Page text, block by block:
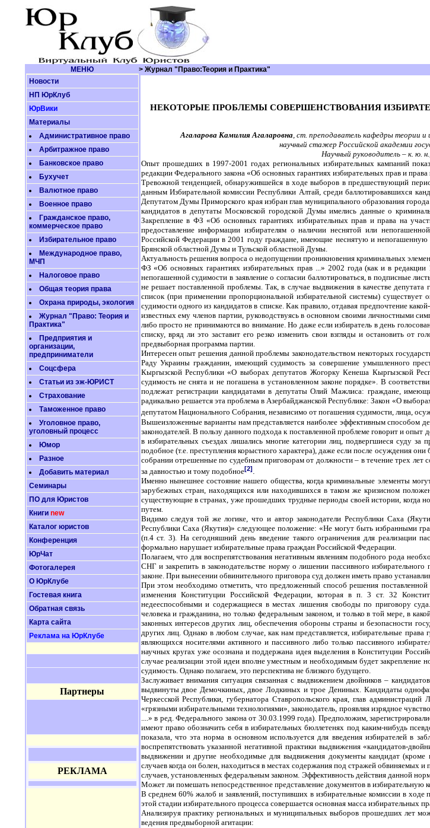
МЕНЮ
> Журнал "Право:Теория и Практика"
Новости
НП ЮрКлуб
ЮрВики
Материалы
Административное право
Арбитражное право
Банковское право
Бухучет
Валютное право
Военное право
Гражданское право,
коммерческое право
Избирательное право
Международное право,
МЧП
Налоговое право
Общая теория права
Охрана природы, экология
Журнал "Право: Теория и
Практика"
Предприятия и
организации,
предприниматели
Соцсфера
Статьи из эж-ЮРИСТ
Страхование
Таможенное право
Уголовное право,
уголовный процесс
Юмор
Разное
Добавить материал
Семинары
ПО для Юристов
Книги new
Каталог юристов
Конференция
ЮрЧат
Фотогалерея
О ЮрКлубе
Гостевая книга
Обратная связь
Карта сайта
Реклама на ЮрКлубе
Партнеры
РЕКЛАМА
НЕКОТОРЫЕ ПРОБЛЕМЫ СОВЕРШЕНСТВОВАНИЯ
Агаларова Камилия Агаларовна, ст. преподаватель кафедры теории и
научный стажер Российской академии
Научный руководитель – к. ю.
Опыт прошедших в 1997-2001 годах региональных избирательных кампаний
редакции Федерального закона «Об основных гарантиях избирательных прав и
Тревожной тенденцией, обнаружившейся в ходе выборов в предшествующий
данным Избирательной комиссии Республики Алтай, среди баллотировавшихся
Депутатом Думы Приморского края избран глав муниципального образования
кандидатов в депутаты Московской городской Думы имелись данные о
Закрепление в ФЗ «Об основных гарантиях избирательных прав и права на
предоставление информации избирателям о наличии неснятой или
Российской Федерации в 2001 году граждане, имеющие неснятую и
Брянской областной Думы и Тульской областной Думы.
Актуальность решения вопроса о недопущении проникновения криминальных
ФЗ «Об основных гарантиях избирательных прав ...» 2002 года (как и в редакции
непогашенной судимости в заявление о согласии баллотироваться, в подписные
не решает поставленной проблемы. Так, в случае выдвижения в качестве
список (при применении пропорциональной избирательной системы)
судимости одного из кандидатов в списке. Как правило, отдавая предпочтение
известных ему членов партии, руководствуясь в основном своими личностными
либо просто не принимаются во внимание. Но даже если избиратель в день
списку, вряд ли это заставит его резко изменить свои взгляды и остановить от
предвыборная программа партии.
Интересен опыт решения данной проблемы законодательством некоторых
Раду Украины гражданин, имеющий судимость за совершение умышленного
Кыргызской Республики «О выборах депутатов Жогорку Кенеша Кыргызской
судимость не снята и не погашена в установленном законе порядке». В
подлежат регистрации кандидатами в депутаты Олий Мажлиса: граждане,
радикально решается эта проблема в Азербайджанской Республике: Закон «О
депутатом Национального Собрания, независимо от погашения судимости, лица,
Вышеизложенные варианты нам представляется наиболее эффективным способом
законодателей. В пользу данного подхода к поставленной проблеме говорит и
в избирательных съездах лишались многие категории лиц, подвергшиеся суду
подобное (т.е. преступления корыстного характера), даже если после осуждения
собрании отрешенные по судебным приговорам от должности – в течение трех
за давностью и тому подобное[2].
Именно нынешнее состояние нашего общества, когда криминальные элементы
зарубежных стран, находящихся или находившихся в таком же кризисном
существующие в странах, уже прошедших трудные периоды своей истории, когда
путем.
Видимо следуя той же логике, что и автор законодатели Республики Саха
Республики Саха (Якутия)» следующее положение: «Не могут быть избранными
(п.4 ст. 3). На сегодняшний день введение такого ограничения для реализации
формально нарушает избирательные права граждан Российской Федерации.
Полагаем, что для воспрепятствования негативным явлениям подобного рода
СНГ и закрепить в законодательстве норму о лишении пассивного
законе. При вынесении обвинительного приговора суд должен иметь право
При этом необходимо отметить, что предложенный способ решения
изменения Конституции Российской Федерации, которая в п. 3 ст. 32
недееспособными и содержащиеся в местах лишения свободы по приговору
человека и гражданина, но только федеральным законом, и только в той мере, в
законных интересов других лиц, обеспечения обороны страны и безопасности
других лиц. Однако в любом случае, как нам представляется, избирательные
являющихся носителями активного и пассивного либо только пассивного
научных кругах уже осознана и поддержана идея выделения в Конституции
случае реализации этой идеи вполне уместным и необходимым будет
судимость. Однако полагаем, это перспектива не близкого будущего.
Заслуживает внимания ситуация связанная с выдвижением двойников –
выдвинуты двое Демочкиных, двое Лодкиных и трое Дениных. Кандидаты
Черкесской Республики, губернатора Ставропольского края, глав
«грязными избирательными технологиями», законодатель, проявляя изрядное
....» в ред. Федерального закона от 30.03.1999 года). Предположим,
имеют право обозначить себя в избирательных бюллетенях под каким-нибудь
показала, что эта норма в основном используется для введения избирателей в
воспрепятствовать указанной негативной практики выдвижения «кандидатов-
выдвижении и другие необходимые для выдвижения документы кандидат (кроме
случаев когда он болен, находиться в местах содержания под стражей обвиняемых
случаев, установленных федеральным законом. Эффективность действия данной
Может ли помешать непосредственное представление документов в
В среднем 60% жалоб и заявлений, поступивших в избирательные комиссии в
этой стадии избирательного процесса совершается основная масса избирательных
Анализируя практику региональных и муниципальных выборов прошедших лет
ведения предвыборной агитации: